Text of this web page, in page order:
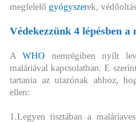
megfelelő gyógyszerek,
Védekezzünk 4 lépésben a
AWHO nemrégiben nyílt
maláriával kapcsolatban. E
tartania az utazónak ahhoz,
ellen:
1.Legyen tisztában a